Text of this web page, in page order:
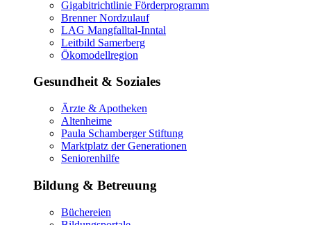
Gigabitrichtlinie Förderprogramm
Brenner Nordzulauf
LAG Mangfalltal-Inntal
Leitbild Samerberg
Ökomodellregion
Gesundheit & Soziales
Ärzte & Apotheken
Altenheime
Paula Schamberger Stiftung
Marktplatz der Generationen
Seniorenhilfe
Bildung & Betreuung
Büchereien